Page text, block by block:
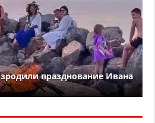
празднование Ивана